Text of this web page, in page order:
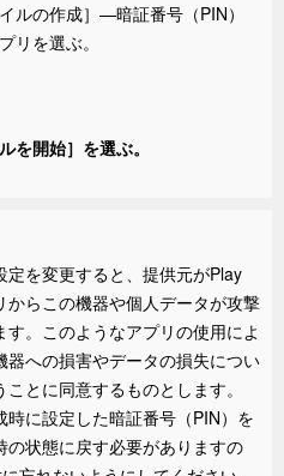
ルの作成］—暗証番号（PIN）
リを選ぶ。
を開始］を選ぶ。
定を変更すると、提供元がPlay
らこの機器や個人データが攻撃
。このようなアプリの使用によ
器への損害やデータの損失につい
とに同意するものとします。
に設定した暗証番号（PIN）を
状態に戻す必要がありますの